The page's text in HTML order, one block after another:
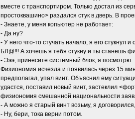
вместе с транспортиром. Только достал из
простоквашино> раздался стук в дверь. В
- Знаете, у меня копьютер не работает:
- Да ну?
- У него что-то стучать начало, я его стукнул
БЛ@!!! А хочешь я тебя стукну и ты станешь
- Эээ, принесите системный блок, я посмотрю.
Физиономия исчезла и появилась через 15
предполагал, упал винт. Объяснил ему
удастся, поставил новый винт, застеклил
физиономия смешанной национальности
- А можно я старый винт возьму, я
- Ну, бери, тока верни потом.